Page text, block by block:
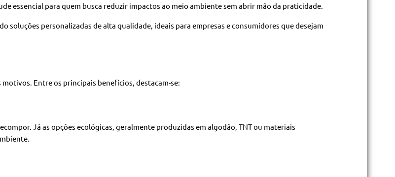
essencial para quem busca reduzir impactos ao meio ambiente sem abrir mão da praticidade.
soluções personalizadas de alta qualidade, ideais para empresas e consumidores que desejam
Entre os principais benefícios, destacam-se:
Já as opções ecológicas, geralmente produzidas em algodão, TNT ou materiais